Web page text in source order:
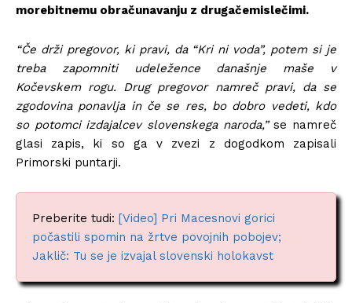
morebitnemu obračunavanju z drugačemislečimi.
“Če drži pregovor, ki pravi, da “Kri ni voda”, potem si je
treba zapomniti udeležence današnje maše v
Kočevskem rogu. Drug pregovor namreč pravi, da se
zgodovina ponavlja in če se res, bo dobro vedeti, kdo
so potomci izdajalcev slovenskega naroda,”se namreč
glasi zapis, ki so ga v zvezi z dogodkom zapisali
Primorski puntarji.
Preberite tudi: [Video] Pri Macesnovi gorici
počastili spomin na žrtve povojnih pobojev;
Jaklič: Tu se je izvajal slovenski holokavst